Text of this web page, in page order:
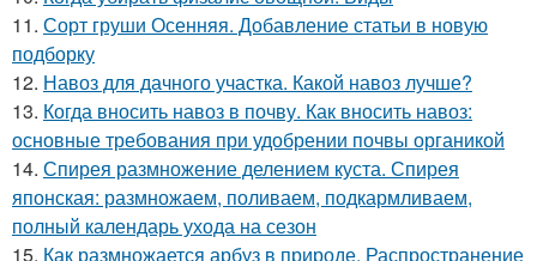
11. Сорт груши Осенняя. Добавление статьи в новую
подборку
12. Навоз для дачного участка. Какой навоз лучше?
13. Когда вносить навоз в почву. Как вносить навоз:
основные требования при удобрении почвы органикой
14. Спирея размножение делением куста. Спирея
японская: размножаем, поливаем, подкармливаем,
полный календарь ухода на сезон
15. Как размножается арбуз в природе. Распространение